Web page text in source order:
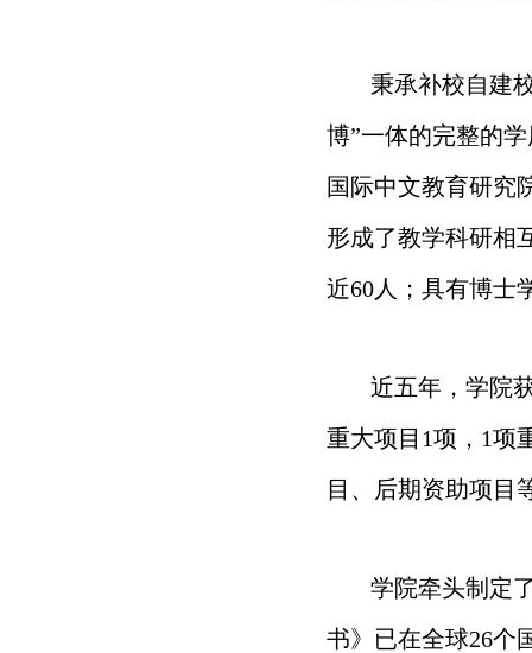
秉承补校自建
博”一体的完整的
国际中文教育研究
形成了教学科研相
近60人；具有博士
近五年，学院
重大项目1项，1项
目、后期资助项目
学院牵头制定
书》已在全球26个